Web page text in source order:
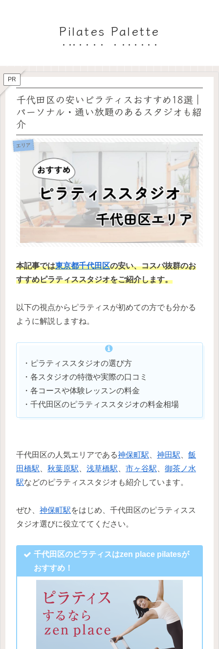
Pilates Palette
PR
千代田区の安いピラティスおすすめ18選｜
パーソナル・通い放題のあるスタジオも紹
介
エリア
本記事では東京都千代田区の安い、コスパ抜群のお
すすめピラティススタジオをご紹介します。
以下の視点からピラティスが初めての方でも分かる
ように解説しますね。
・ピラティススタジオの選び方
・各スタジオの特徴や実際の口コミ
・各コースや体験レッスンの料金
・千代田区のピラティススタジオの料金相場
千代田区の人気エリアである神保町駅、 神田駅、 飯
田橋駅、 秋葉原駅、 浅草橋駅、 市ヶ谷駅、 御茶ノ水
駅などのピラティススタジオも紹介しています。
ぜひ、 神保町駅をはじめ、千代田区のピラティスス
タジオ選びに役立ててください。
千代田区のピラティスはzen place pilatesが
おすすめ！